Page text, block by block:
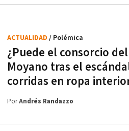
¿Puede el consorcio
Moyano tras el
corridas en ropa
ACTUALIDAD / Polémica
PorAndrés Randazzo